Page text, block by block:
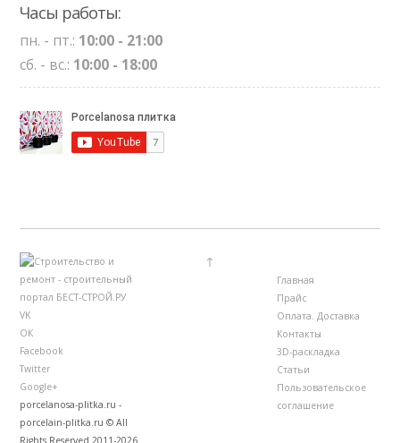
Часы работы:
пн. - пт.: 10:00 - 21:00
сб. - вс.: 10:00 - 18:00
VK
ОК
Facebook
Twitter
Google+
porcelanosa-plitka.ru -
porcelain-plitka.ru © All
Rights Reserved 2011-2026
↑
Главная
Прайс
Оплата. Доставка
Контакты
3D-раскладка
Статьи
Пользовательское
соглашение